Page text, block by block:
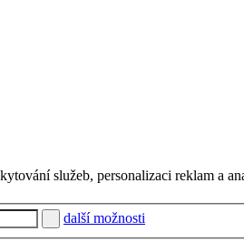
služeb, personalizaci reklam a
další možnosti